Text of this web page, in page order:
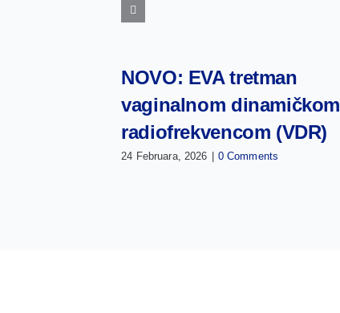
NOVO: EVA tretman
vaginalnom dinamičkom
radiofrekvencom (VDR)
24 Februara, 2026 0 Comments